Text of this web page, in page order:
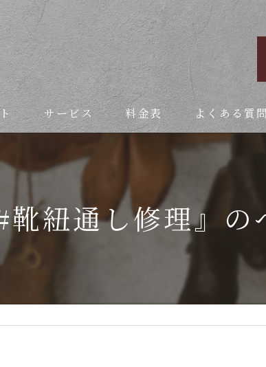
サービス 料金表 よくある質
靴紐通し修理』の